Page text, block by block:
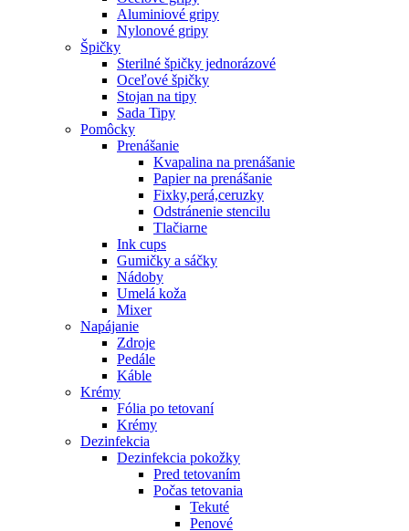
Aluminiové gripy
Nylonové gripy
Špičky
Sterilné špičky jednorázové
Oceľové špičky
Stojan na tipy
Sada Tipy
Pomôcky
Prenášanie
Kvapalina na prenášanie
Papier na prenášanie
Fixky,perá,ceruzky
Odstránenie stencilu
Tlačiarne
Ink cups
Gumičky a sáčky
Nádoby
Umelá koža
Mixer
Napájanie
Zdroje
Pedále
Káble
Krémy
Fólia po tetovaní
Krémy
Dezinfekcia
Dezinfekcia pokožky
Pred tetovaním
Počas tetovania
Tekuté
Penové